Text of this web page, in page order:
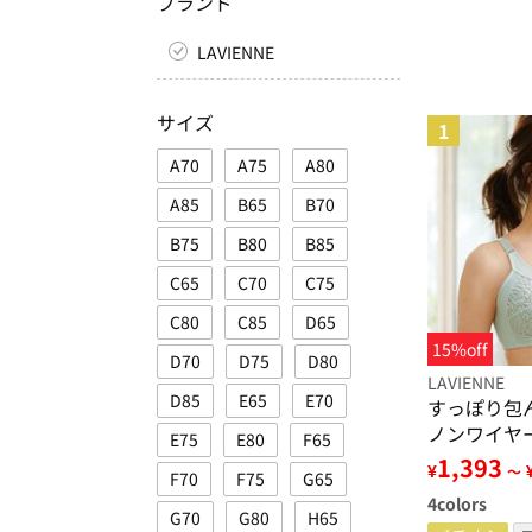
LAVIENNE
サイズ
A70 A75
A80
A85
B65
B70
B75
B80
B85
C65
C70
C75
C80
C85
D65
D70
D75
D80
D85
E65
E70
E75
E80
F65
F70
F75
G65
G70
G80 H65
1
15%off
LAVIENNE
すっぽり包
ノンワイヤ
¥1,393 ～
4colors